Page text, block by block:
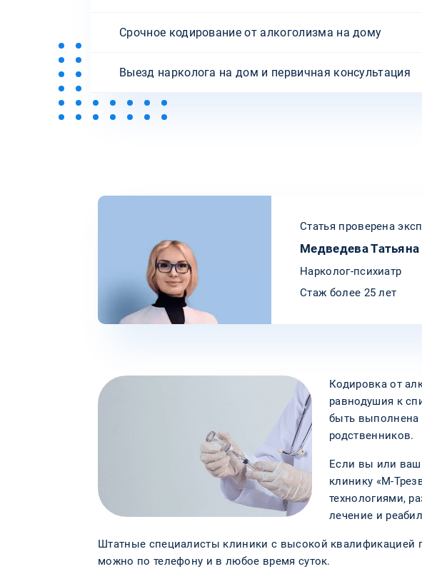
Срочное кодирование от алкоголизма на дому
Выезд нарколога на дом и первичная консультация
Статья проверена
Медведева
Нарколог-психиатр
Стаж более 25 лет
Кодировка от
равнодушия к
быть выполнена
родственников.
Если вы или ваш
клинику «М-
технологиями,
лечение и
Штатные специалисты клиники с высокой квалификацией
можно по телефону и в любое время суток.